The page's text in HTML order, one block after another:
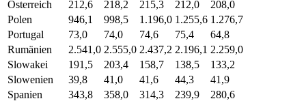
Österreich
212,6 218,2 215,3 212,0
208,0
Polen
946,1 998,5 1.196,0 1.255,6 1.276,7
Portugal
73,0 74,0 74,6 75,4
64,8
Rumänien
2.541,0 2.555,0 2.437,2 2.196,1 2.259,0
Slowakei
191,5 203,4 158,7 138,5
133,2
Slowenien
39,8 41,0 41,6 44,3
41,9
Spanien
343,8 358,0 314,3 239,9
280,6